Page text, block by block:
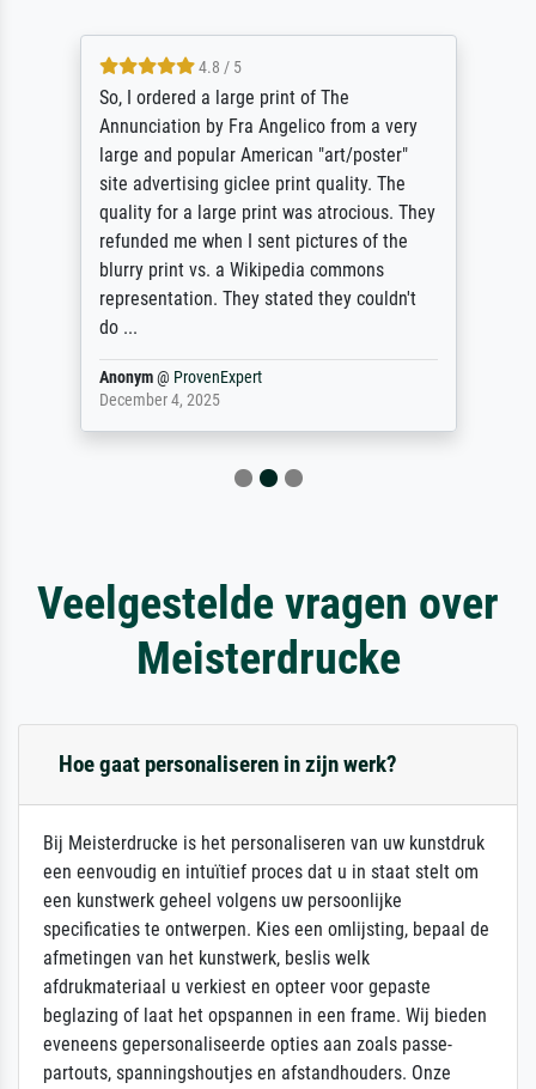
4.8 / 5
So, I ordered a large print of The
Annunciation by Fra Angelico from a very
large and popular American "art/poster"
site advertising giclee print quality. The
quality for a large print was atrocious. They
refunded me when I sent pictures of the
blurry print vs. a Wikipedia commons
representation. They stated they couldn't
do ...
Anonym@ ProvenExpert
December 4, 2025
Veelgestelde vragen over
Meisterdrucke
Hoe gaat personaliseren in zijn werk?
Bij Meisterdrucke is het personaliseren van uw kunstdruk
een eenvoudig en intuïtief proces dat u in staat stelt om
een kunstwerk geheel volgens uw persoonlijke
specificaties te ontwerpen. Kies een omlijsting, bepaal de
afmetingen van het kunstwerk, beslis welk
afdrukmateriaal u verkiest en opteer voor gepaste
beglazing of laat het opspannen in een frame. Wij bieden
eveneens gepersonaliseerde opties aan zoals passe-
partouts, spanningshoutjes en afstandhouders. Onze